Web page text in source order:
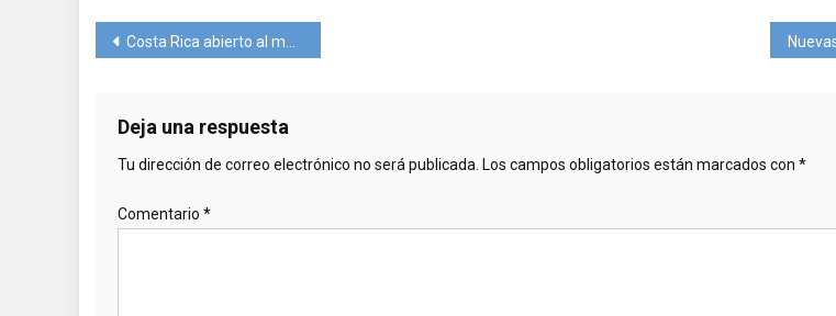
Navegación
entradas
Costa Rica abierto al mundo desde el 1° de noviembre.
Deja una respuesta
Tu dirección de correo electrónico no será publicada. Los campos obligatorios están marcados con *
Comentario *